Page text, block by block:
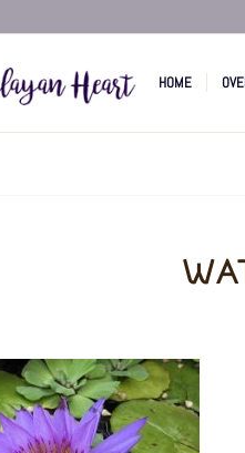
HOME